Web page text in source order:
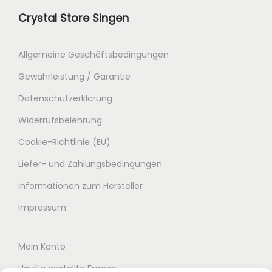
Crystal Store Singen
Allgemeine Geschäftsbedingungen
Gewährleistung / Garantie
Datenschutzerklärung
Widerrufsbelehrung
Cookie-Richtlinie (EU)
Liefer- und Zahlungsbedingungen
Informationen zum Hersteller
Impressum
Mein Konto
Häufig gestellte Fragen